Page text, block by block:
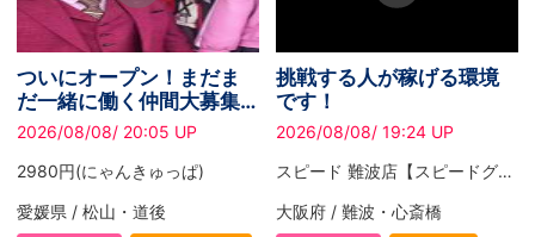
ついにオープン！まだま
だ一緒に働く仲間大募集
中です！
2026/08/08/ 20:05 UP
2980円(にゃんきゅっぱ)
愛媛県 / 松山・道後
挑戦する人が稼げる環境
です！
2026/08/08/ 19:24 UP
スピード 難波店【スピードグループ】
大阪府 / 難波・心斎橋